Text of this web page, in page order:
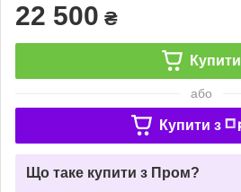
22 500 ₴
Купити
або
Купити з
Що таке купити з Пром?